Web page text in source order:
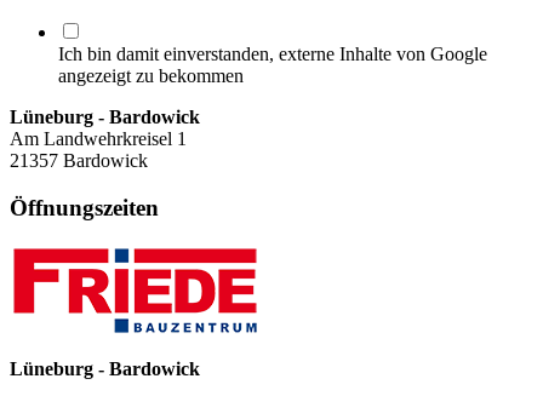
Ich bin damit einverstanden, externe Inhalte von Google
angezeigt zu bekommen
Lüneburg - Bardowick
Am Landwehrkreisel 1
21357 Bardowick
Öffnungszeiten
Lüneburg - Bardowick